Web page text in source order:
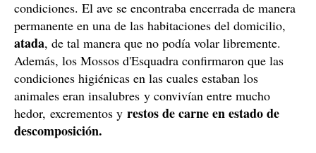
condiciones. El ave se encontraba encerrada de manera
permanente en una de las habitaciones del domicilio,
atada, de tal manera que no podía volar libremente.
Además, los Mossos d'Esquadra confirmaron que las
condiciones higiénicas en las cuales estaban los
animales eran insalubres y convivían entre mucho
hedor, excrementos y restos de carne en estado de
descomposición.